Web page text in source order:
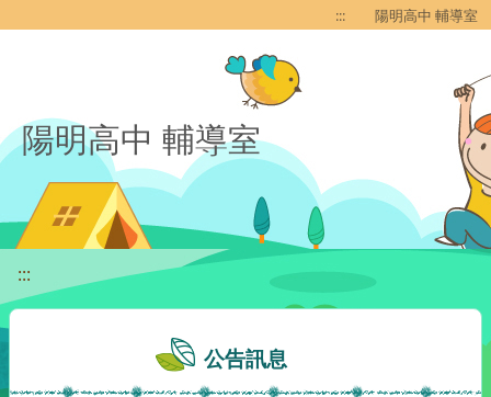
::: 陽明高中 輔導室
陽明高中 輔導室
:::
公告訊息